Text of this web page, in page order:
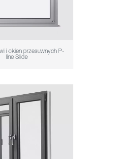
i okien przesuwnych P-
line Slide